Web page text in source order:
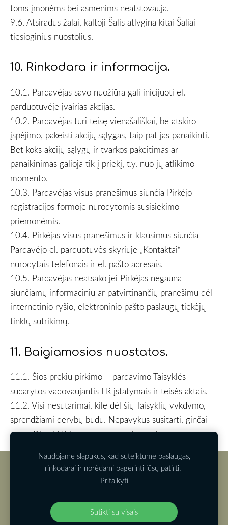
toms įmonėms bei asmenims neatstovauja.
9.6. Atsiradus žalai, kaltoji Šalis atlygina kitai Šaliai
tiesioginius nuostolius.
10. Rinkodara ir informacija.
10.1. Pardavėjas savo nuožiūra gali inicijuoti el.
parduotuvėje įvairias akcijas.
10.2. Pardavėjas turi teisę vienašališkai, be atskiro
įspėjimo, pakeisti akcijų sąlygas, taip pat jas panaikinti.
Bet koks akcijų sąlygų ir tvarkos pakeitimas ar
panaikinimas galioja tik į priekį, t.y. nuo jų atlikimo
momento.
10.3. Pardavėjas visus pranešimus siunčia Pirkėjo
registracijos formoje nurodytomis susisiekimo
priemonėmis.
10.4. Pirkėjas visus pranešimus ir klausimus siunčia
Pardavėjo el. parduotuvės skyriuje „Kontaktai“
nurodytais telefonais ir el. pašto adresais.
10.5. Pardavėjas neatsako jei Pirkėjas negauna
siunčiamų informacinių ar patvirtinančių pranešimų dėl
internetinio ryšio, elektroninio pašto paslaugų tiekėjų
tinklų sutrikimų.
11. Baigiamosios nuostatos.
11.1. Šios prekių pirkimo – pardavimo Taisyklės
sudarytos vadovaujantis LR įstatymais ir teisės aktais.
11.2. Visi nesutarimai, kilę dėl šių Taisyklių vykdymo,
sprendžiami derybų būdu. Nepavykus susitarti, ginčai
sprendžiami LR įstatymų nustatyta tvarka.
Slapukai
Pristatymas Pirkimas
Naudojame slapukus, kad suteiktume paslaugas,
rinkodarai ir norėdami pagerinti jūsų patirtį.
Pritaikyti
Sutikti su visais